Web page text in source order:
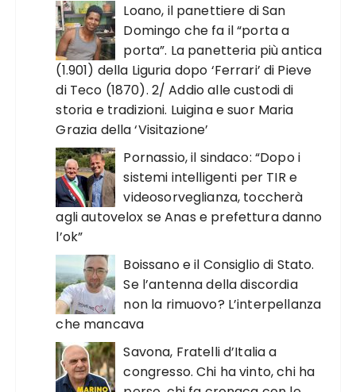
Loano, il panettiere di San
Domingo che fa il “porta a
porta”. La panetteria più antica
(1.901) della Liguria dopo ‘Ferrari’ di Pieve
di Teco (1870). 2/ Addio alle custodi di
storia e tradizioni. Luigina e suor Maria
Grazia della ‘Visitazione’
Pornassio, il sindaco: “Dopo i
sistemi intelligenti per TIR e
videosorveglianza, toccherà
agli autovelox se Anas e prefettura danno
l’ok”
Boissano e il Consiglio di Stato.
Se l’antenna della discordia
non la rimuovo? L’interpellanza
che mancava
Savona, Fratelli d’Italia a
congresso. Chi ha vinto, chi ha